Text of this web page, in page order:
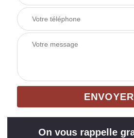
On vous rappelle